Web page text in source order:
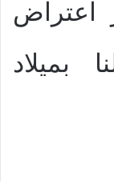
اعتراض
بميلاد